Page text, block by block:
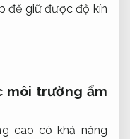
để giữ được độ kín
môi trường ẩm
cao có khả năng